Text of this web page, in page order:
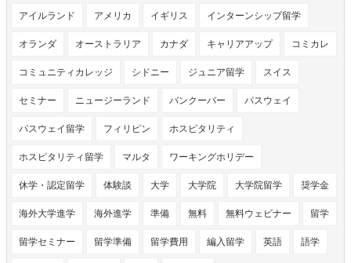
アイルランド アメリカ イギリス インターンシップ留学
オランダ オーストラリア カナダ キャリアアップ コミカレ
コミュニティカレッジ シドニー ジュニア留学 スイス
セミナー ニュージーランド バンクーバー パスウェイ
パスウェイ留学 フィリピン ホスピタリティ
ホスピタリティ留学 マルタ ワーキングホリデー
休学・認定留学 体験談 大学 大学院 大学院留学 奨学金
海外大学進学 海外進学 準備 無料 無料ウェビナー 留学
留学セミナー 留学準備 留学費用 編入留学 英語 語学